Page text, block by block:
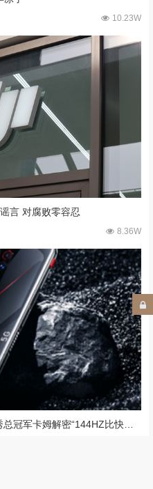
10.23W
言 对腐败零容忍
8.36W
红魔5G新品发布，倪飞携手脱口秀总冠军卡姆解密“144HZ比快更快”